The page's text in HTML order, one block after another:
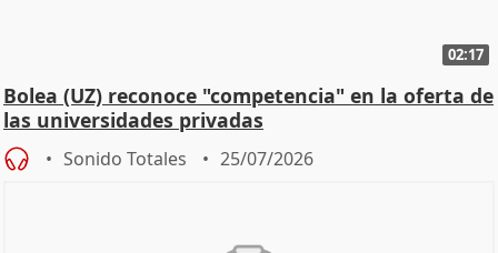
02:17
Bolea (UZ) reconoce "competencia" en la oferta de
las universidades privadas
Sonido Totales 25/07/2026